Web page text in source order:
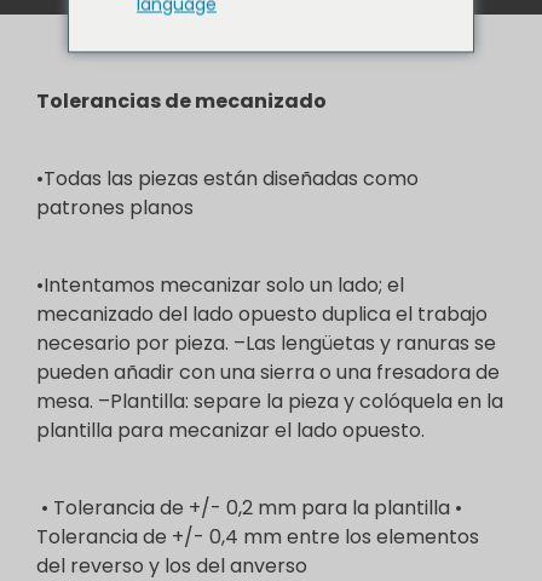
Tolerancias de mecanizado
•Todas las piezas están diseñadas como
patrones planos
•Intentamos mecanizar solo un lado; el
mecanizado del lado opuesto duplica el trabajo
necesario por pieza. –Las lengüetas y ranuras se
pueden añadir con una sierra o una fresadora de
mesa. –Plantilla: separe la pieza y colóquela en la
plantilla para mecanizar el lado opuesto.
• Tolerancia de +/- 0,2 mm para la plantilla •
Tolerancia de +/- 0,4 mm entre los elementos
del reverso y los del anverso